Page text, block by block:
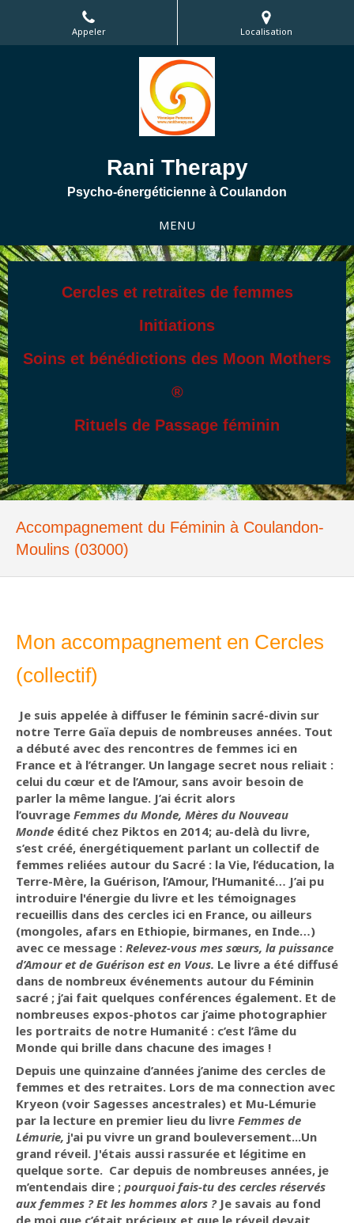
Appeler Localisation
Rani Therapy
Psycho-énergéticienne à Coulandon
MENU
Cercles et retraites de femmes
Initiations
Soins et bénédictions des Moon Mothers
®
Rituels de Passage féminin
Accompagnement du Féminin à Coulandon-
Moulins (03000)
Mon accompagnement en Cercles
(collectif)
Je suis appelée à diffuser le féminin sacré-divin sur
notre Terre Gaïa depuis de nombreuses années. Tout
a débuté avec des rencontres de femmes ici en
France et à l’étranger. Un langage secret nous reliait :
celui du cœur et de l’Amour, sans avoir besoin de
parler la même langue. J’ai écrit alors
l’ouvrage Femmes du Monde, Mères du Nouveau
Monde édité chez Piktos en 2014; au-delà du livre,
s’est créé, énergétiquement parlant un collectif de
femmes reliées autour du Sacré : la Vie, l’éducation, la
Terre-Mère, la Guérison, l’Amour, l’Humanité… J’ai pu
introduire l'énergie du livre et les témoignages
recueillis dans des cercles ici en France, ou ailleurs
(mongoles, afars en Ethiopie, birmanes, en Inde…)
avec ce message : Relevez-vous mes sœurs, la puissance
d’Amour et de Guérison est en Vous. Le livre a été diffusé
dans de nombreux événements autour du Féminin
sacré ; j’ai fait quelques conférences également. Et de
nombreuses expos-photos car j’aime photographier
les portraits de notre Humanité : c’est l’âme du
Monde qui brille dans chacune des images !
Depuis une quinzaine d’années j’anime des cercles de
femmes et des retraites. Lors de ma connection avec
Kryeon (voir Sagesses ancestrales) et Mu-Lémurie
par la lecture en premier lieu du livre Femmes de
Lémurie, j'ai pu vivre un grand bouleversement...Un
grand réveil. J'étais aussi rassurée et légitime en
quelque sorte. Car depuis de nombreuses années, je
m’entendais dire ; pourquoi fais-tu des cercles réservés
aux femmes ? Et les hommes alors ?Je savais au fond
de moi que c’était précieux et que le réveil devait